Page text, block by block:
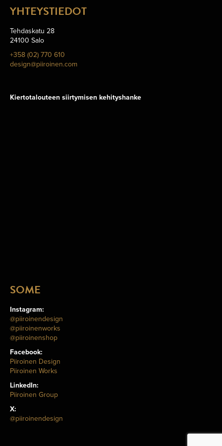
YHTEYSTIEDOT
Tehdaskatu 28
24100 Salo
+358 (02) 770 610
design@piiroinen.com
Kiertotalouteen siirtymisen kehityshanke
SOME
Instagram:
@piiroinendesign
@piiroinenworks
@piiroinenshop
Facebook:
Piiroinen Design
Piiroinen Works
LinkedIn:
Piiroinen Group
X:
@piiroinendesign